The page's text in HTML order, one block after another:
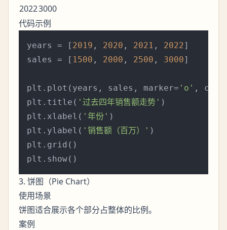
20223000
代码示例
years = [ 2019 , 2020 , 2021 , 2022]
sales = [ 1500 , 2000 , 2500 , 3000]
plt.plot(years, sales, marker= 'o' ,
plt.title( '过去四年销售额走势' )
plt.xlabel( '年份' )
plt.ylabel( '销售额（百万）' )
plt.grid()
3. 饼图（Pie Chart）
使用场景
饼图适合展示各个部分占整体的比例。
案例